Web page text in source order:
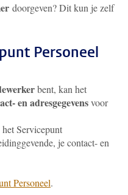
doorgeven? Dit kun je zelf
Personeel
bent, kan het
en adresgegevensvoor
Servicepunt
je contact- en
Personeel.